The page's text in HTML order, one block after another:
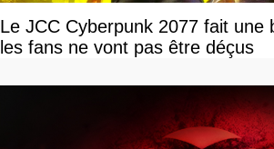
Le JCC Cyberpunk 2077 fait une
les fans ne vont pas être déçus